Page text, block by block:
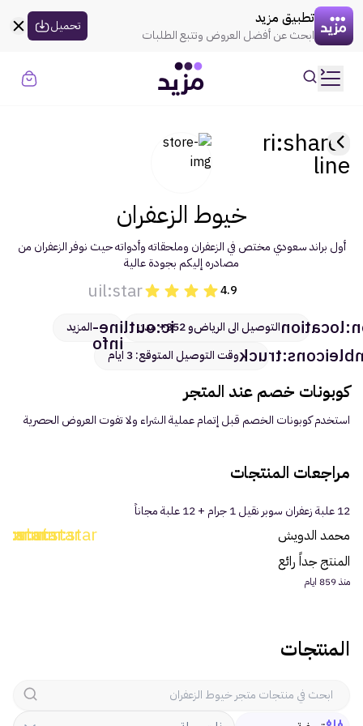
القسيمه تنتهي فيتطبيق مزيد
ابحث عن أفضل العروض وتتبع الطلبات
تحميلuil:globe
حسابي
تسجيل الدخول
الإلكترونيات
السوبر ماركت
العطور
مستلزمات المركبات
الأطفال
الأنشطة
الهدايا
ri:share-
line
خيوط الزعفران
أول براند سعودي مختص في الزعفران وملحقاته وأدواته حيث نوفر الزعفران من
مصادره إليكم بجودة عالية
4.9
uil:star
ic:outline-
info
المزيد التوصيل الى الرياضو 352+ مدن
وقت التوصيل المتوقع: 3 ايام
كوبونات خصم عند المتجر
استخدم كوبونات الخصم قبل إتمام عملية الشراء ولا تفوت العروض الحصرية
مراجعات المنتجات
12 علبة زعفران سوبر نقيل 1 جرام + 12 علبة مجاناً
محمد الدويش uim:star
uim:star
المنتج جداً رائع
منذ 859 ايام
المنتجات